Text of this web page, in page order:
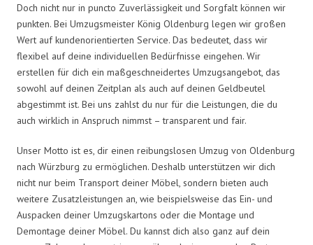
Doch nicht nur in puncto Zuverlässigkeit und Sorgfalt können wir
punkten. Bei Umzugsmeister König Oldenburg legen wir großen
Wert auf kundenorientierten Service. Das bedeutet, dass wir
flexibel auf deine individuellen Bedürfnisse eingehen. Wir
erstellen für dich ein maßgeschneidertes Umzugsangebot, das
sowohl auf deinen Zeitplan als auch auf deinen Geldbeutel
abgestimmt ist. Bei uns zahlst du nur für die Leistungen, die du
auch wirklich in Anspruch nimmst – transparent und fair.
Unser Motto ist es, dir einen reibungslosen Umzug von Oldenburg
nach Würzburg zu ermöglichen. Deshalb unterstützen wir dich
nicht nur beim Transport deiner Möbel, sondern bieten auch
weitere Zusatzleistungen an, wie beispielsweise das Ein- und
Auspacken deiner Umzugskartons oder die Montage und
Demontage deiner Möbel. Du kannst dich also ganz auf dein